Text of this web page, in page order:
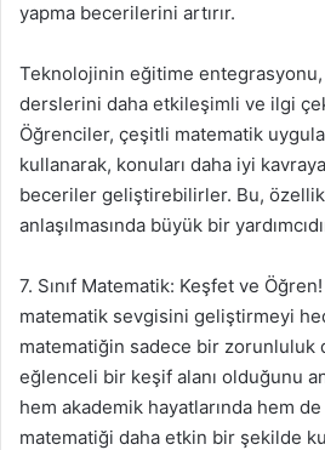
yapma becerilerini artırır.
Teknolojinin eğitime entegrasyonu,
derslerini daha etkileşimli ve ilgi
Öğrenciler, çeşitli matematik
kullanarak, konuları daha iyi
beceriler geliştirebilirler. Bu,
anlaşılmasında büyük bir
7. Sınıf Matematik: Keşfet ve
matematik sevgisini geliştirmeyi
matematiğin sadece bir zorunluluk
eğlenceli bir keşif alanı olduğunu
hem akademik hayatlarında hem
matematiği daha etkin bir şekilde